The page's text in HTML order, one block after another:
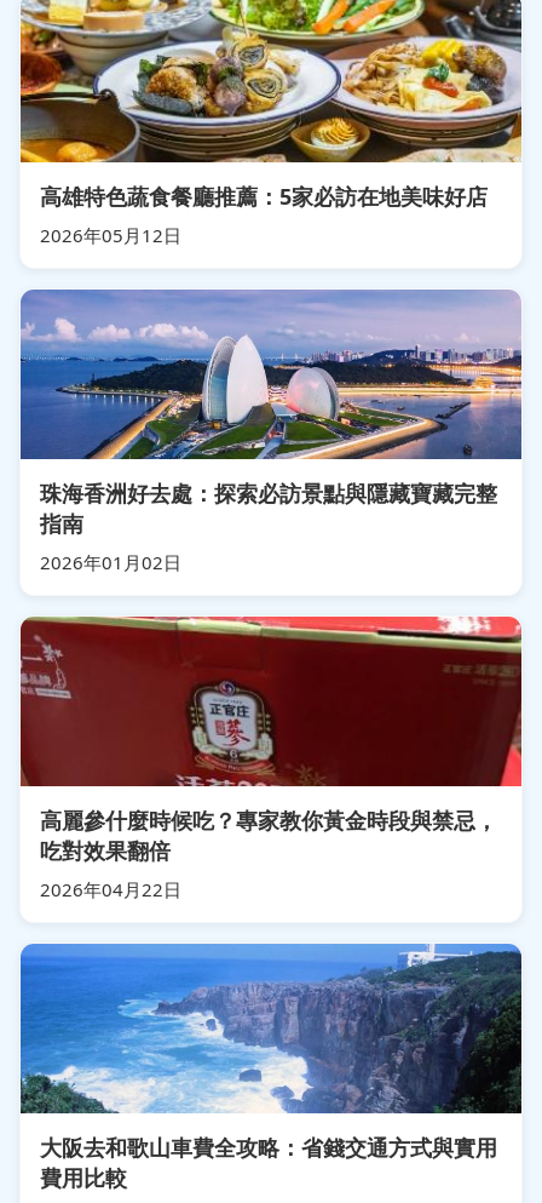
高雄特色蔬食餐廳推薦：5家必訪在地美味好店
2026年05月12日
珠海香洲好去處：探索必訪景點與隱藏寶藏完整
指南
2026年01月02日
高麗參什麼時候吃？專家教你黃金時段與禁忌，
吃對效果翻倍
2026年04月22日
大阪去和歌山車費全攻略：省錢交通方式與實用
費用比較